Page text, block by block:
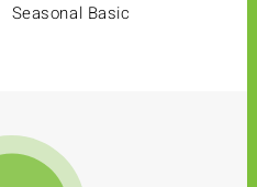
Seasonal Basic